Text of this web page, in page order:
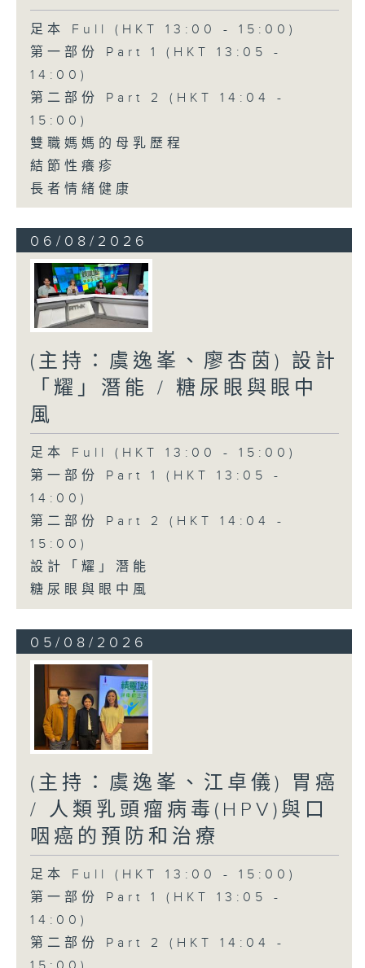
足本 Full (HKT 13:00 - 15:00)
第一部份 Part 1 (HKT 13:05 -
14:00)
第二部份 Part 2 (HKT 14:04 -
15:00)
雙職媽媽的母乳歷程
結節性癢疹
長者情緒健康
06/08/2026
(主持：虞逸峯、廖杏茵) 設計
「耀」潛能 / 糖尿眼與眼中
風
足本 Full (HKT 13:00 - 15:00)
第一部份 Part 1 (HKT 13:05 -
14:00)
第二部份 Part 2 (HKT 14:04 -
15:00)
設計「耀」潛能
糖尿眼與眼中風
05/08/2026
(主持：虞逸峯、江卓儀) 胃癌
/ 人類乳頭瘤病毒(HPV)與口
咽癌的預防和治療
足本 Full (HKT 13:00 - 15:00)
第一部份 Part 1 (HKT 13:05 -
14:00)
第二部份 Part 2 (HKT 14:04 -